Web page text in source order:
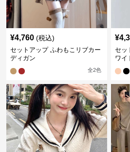
¥4,760 (税込)
セットアップ ふわもこリブカー
ディガン
全2色
¥
セッ
ワイ